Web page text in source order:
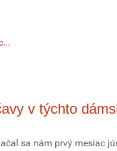
v týchto
sa nám prvý mesiac